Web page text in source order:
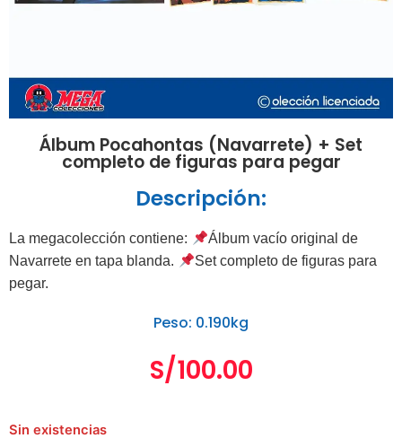
Álbum Pocahontas (Navarrete) + Set
completo de figuras para pegar
Descripción:
La megacolección contiene:
Álbum vacío original de
Navarrete en tapa blanda.
Set completo de figuras para
pegar.
Peso: 0.190kg
S/100.00
Sin existencias